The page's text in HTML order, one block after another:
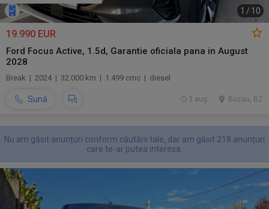
1 / 10
19.990 EUR
Ford Focus Active, 1.5d, Garantie oficiala pana in August
2028
Break | 2024 | 32.000 km | 1.499 cmc | diesel
Sună Buzau, BZ
3 aug.
Nu am găsit anunțuri conform căutării tale, dar am găsit 218 anunțuri
care te-ar putea interesa.